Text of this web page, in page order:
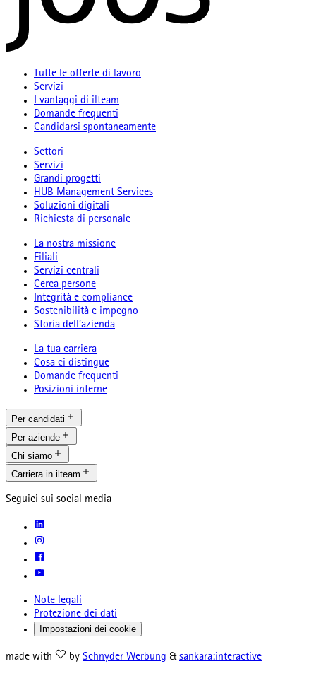
Tutte le offerte di lavoro
Servizi
I vantaggi di ilteam
Domande frequenti
Candidarsi spontaneamente
Settori
Servizi
Grandi progetti
HUB Management Services
Soluzioni digitali
Richiesta di personale
La nostra missione
Filiali
Servizi centrali
Cerca persone
Integrità e compliance
Sostenibilità e impegno
Storia dell’azienda
La tua carriera
Cosa ci distingue
Domande frequenti
Posizioni interne
Per candidati
Per aziende
Chi siamo
Carriera in ilteam
Seguici sui social media
Note legali
Protezione dei dati
Impostazioni dei cookie
made with by Schnyder Werbung & sankara:interactive